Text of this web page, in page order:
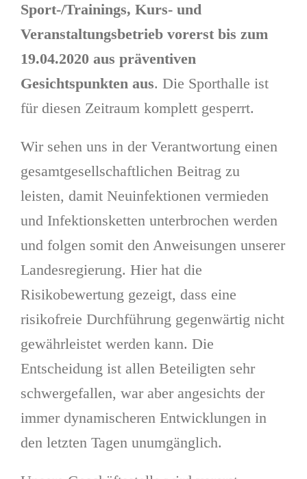
Sport-/Trainings, Kurs- und
Veranstaltungsbetrieb vorerst bis zum
19.04.2020 aus präventiven
Gesichtspunkten aus. Die Sporthalle ist
für diesen Zeitraum komplett gesperrt.
Wir sehen uns in der Verantwortung einen
gesamtgesellschaftlichen Beitrag zu
leisten, damit Neuinfektionen vermieden
und Infektionsketten unterbrochen werden
und folgen somit den Anweisungen unserer
Landesregierung. Hier hat die
Risikobewertung gezeigt, dass eine
risikofreie Durchführung gegenwärtig nicht
gewährleistet werden kann. Die
Entscheidung ist allen Beteiligten sehr
schwergefallen, war aber angesichts der
immer dynamischeren Entwicklungen in
den letzten Tagen unumgänglich.